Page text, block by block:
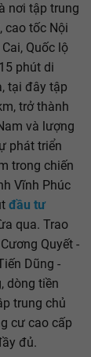
nơi tập trung
cao tốc Nội
Quốc lộ
phút di
tại đây tập
trở thành
và lượng
phát triển
trong chiến
Vĩnh Phúc
đầu tư
qua. Trao
Quyết -
Dũng -
dòng tiền
trung chủ
cư cao cấp
đủ.